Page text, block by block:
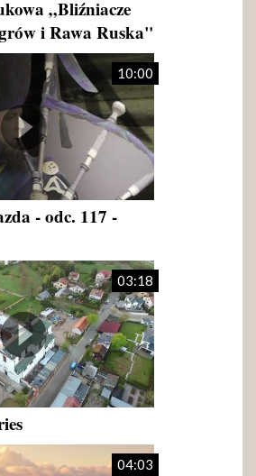
„Bliźniacze
i Rawa Ruska"
10:00
- odc. 117 -
03:18
04:03